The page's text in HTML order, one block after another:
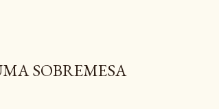
SOBREMESA